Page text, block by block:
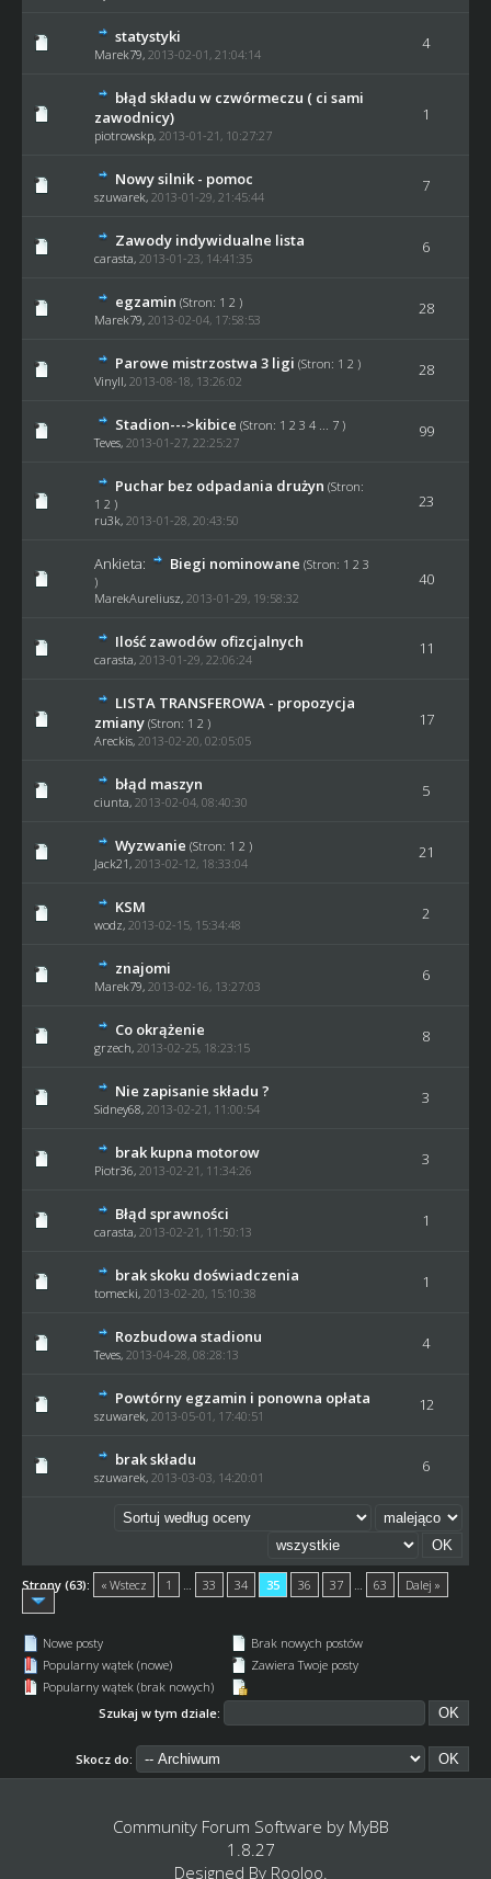
statystyki
Marek79, 2013-02-01, 21:04:14
4
błąd składu w czwórmeczu ( ci sami
zawodnicy)
piotrowskp, 2013-01-21, 10:27:27
1
Nowy silnik - pomoc
szuwarek, 2013-01-29, 21:45:44
7
Zawody indywidualne lista
carasta, 2013-01-23, 14:41:35
6
egzamin (Stron: 1 2 )
Marek79, 2013-02-04, 17:58:53
28
Parowe mistrzostwa 3 ligi (Stron: 1 2 )
Vinyll, 2013-08-18, 13:26:02
28
Stadion--->kibice (Stron: 1 2 3 4 ... 7 )
Teves, 2013-01-27, 22:25:27
99
Puchar bez odpadania drużyn (Stron:
1 2 )
ru3k, 2013-01-28, 20:43:50
23
Ankieta: Biegi nominowane (Stron: 1 2 3
)
MarekAureliusz, 2013-01-29, 19:58:32
40
Ilość zawodów ofizcjalnych
carasta, 2013-01-29, 22:06:24
11
LISTA TRANSFEROWA - propozycja
zmiany (Stron: 1 2 )
Areckis, 2013-02-20, 02:05:05
17
błąd maszyn
ciunta, 2013-02-04, 08:40:30
5
Wyzwanie (Stron: 1 2 )
Jack21, 2013-02-12, 18:33:04
21
KSM
wodz, 2013-02-15, 15:34:48
2
znajomi
Marek79, 2013-02-16, 13:27:03
6
Co okrążenie
grzech, 2013-02-25, 18:23:15
8
Nie zapisanie składu ?
Sidney68, 2013-02-21, 11:00:54
3
brak kupna motorow
Piotr36, 2013-02-21, 11:34:26
3
Błąd sprawności
carasta, 2013-02-21, 11:50:13
1
brak skoku doświadczenia
tomecki, 2013-02-20, 15:10:38
1
Rozbudowa stadionu
Teves, 2013-04-28, 08:28:13
4
Powtórny egzamin i ponowna opłata
szuwarek, 2013-05-01, 17:40:51
12
brak składu
szuwarek, 2013-03-03, 14:20:01
6
Strony (63): « Wstecz 1 … 33 34 35 36 37 … 63 Dalej »
Nowe posty
Popularny wątek (nowe)
Popularny wątek (brak nowych)
Brak nowych postów
Zawiera Twoje posty
Szukaj w tym dziale:
Skocz do:
Community Forum Software by MyBB
1.8.27
Designed By Rooloo.